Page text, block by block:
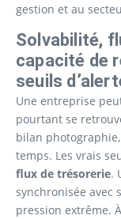
gestion et au
Solvabilité,
capacité de
seuils
Une entreprise
pourtant se
bilan
temps. Les vrais
flux de trésorerie.
synchronisée avec
pression extrême.